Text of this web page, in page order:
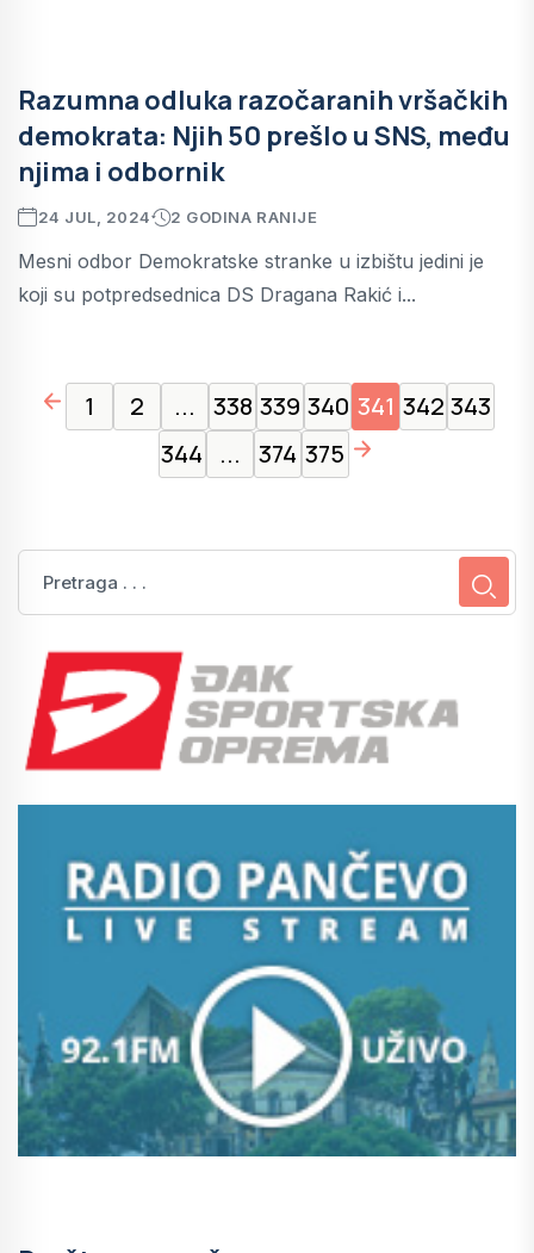
Razumna odluka razočaranih vršačkih
demokrata: Njih 50 prešlo u SNS, među
njima i odbornik
24 JUL, 2024 2 GODINA RANIJE
Mesni odbor Demokratske stranke u izbištu jedini je
koji su potpredsednica DS Dragana Rakić i...
page left arrow
1 2 ... 338 339 340 341 342 343
344
... 374 375